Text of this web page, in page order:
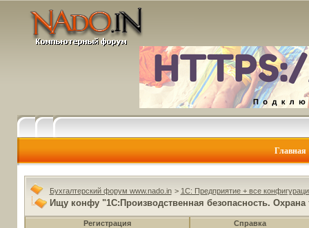
Главная
Бухгалтерский форум www.nado.in > 1C: Предприятие + все
Ищу конфу "1С:Производственная безопасность. Охрана
Регистрация Справка